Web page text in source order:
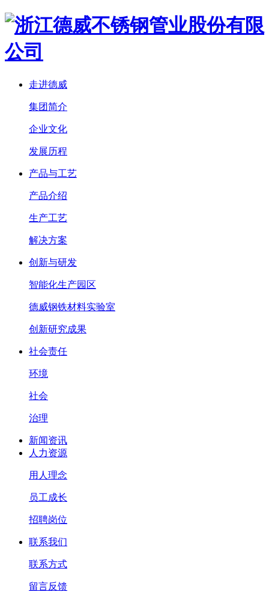
走进德威
集团简介
企业文化
发展历程
产品与工艺
产品介绍
生产工艺
解决方案
创新与研发
智能化生产园区
德威钢铁材料实验室
创新研究成果
社会责任
环境
社会
治理
新闻资讯
人力资源
用人理念
员工成长
招聘岗位
联系我们
联系方式
留言反馈